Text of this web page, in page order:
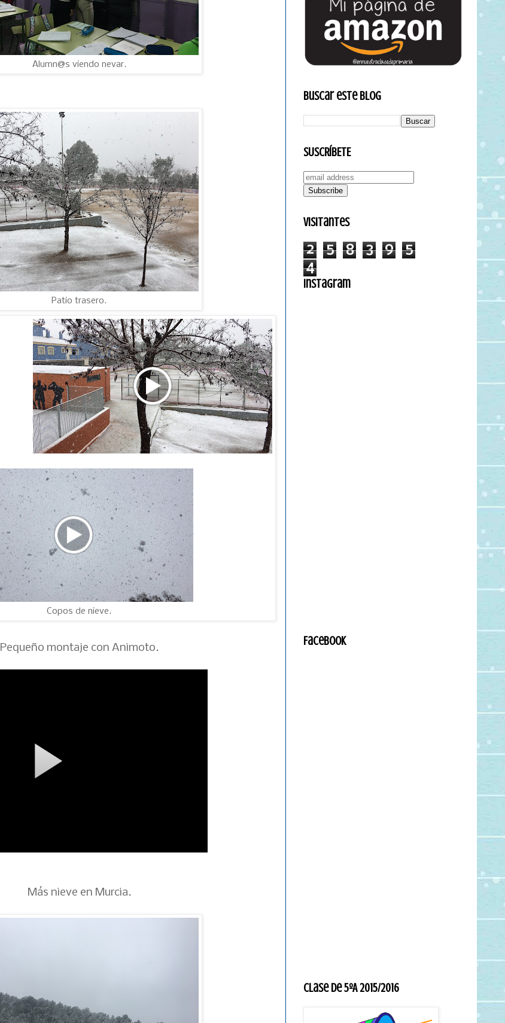
Alumn@s viendo nevar.
Patio trasero.
Copos de nieve.
Pequeño montaje con Animoto.
Más nieve en Murcia.
Buscar este blog
SUSCRÍBETE
Visitantes
2 5 8 3 9
5
4
Instagram
Facebook
Clase de 5ºA 2015/2016